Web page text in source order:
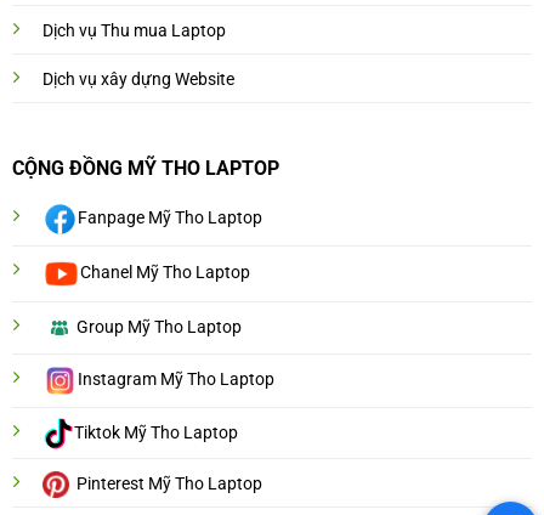
Dịch vụ Thu mua Laptop
Dịch vụ xây dựng Website
CỘNG ĐỒNG MỸ THO LAPTOP
Fanpage Mỹ Tho Laptop
Chanel Mỹ Tho Laptop
Group Mỹ Tho Laptop
Instagram Mỹ Tho Laptop
Tiktok Mỹ Tho Laptop
Pinterest Mỹ Tho Laptop